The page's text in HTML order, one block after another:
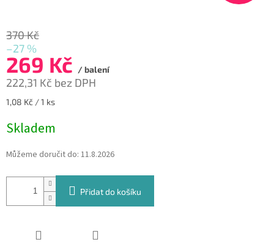
370 Kč
–27 %
269 Kč / balení
222,31 Kč bez DPH
Měrná
1,08 Kč / 1 ks
Skladem
Můžeme doručit do: 11.8.2026
Přidat do košíku